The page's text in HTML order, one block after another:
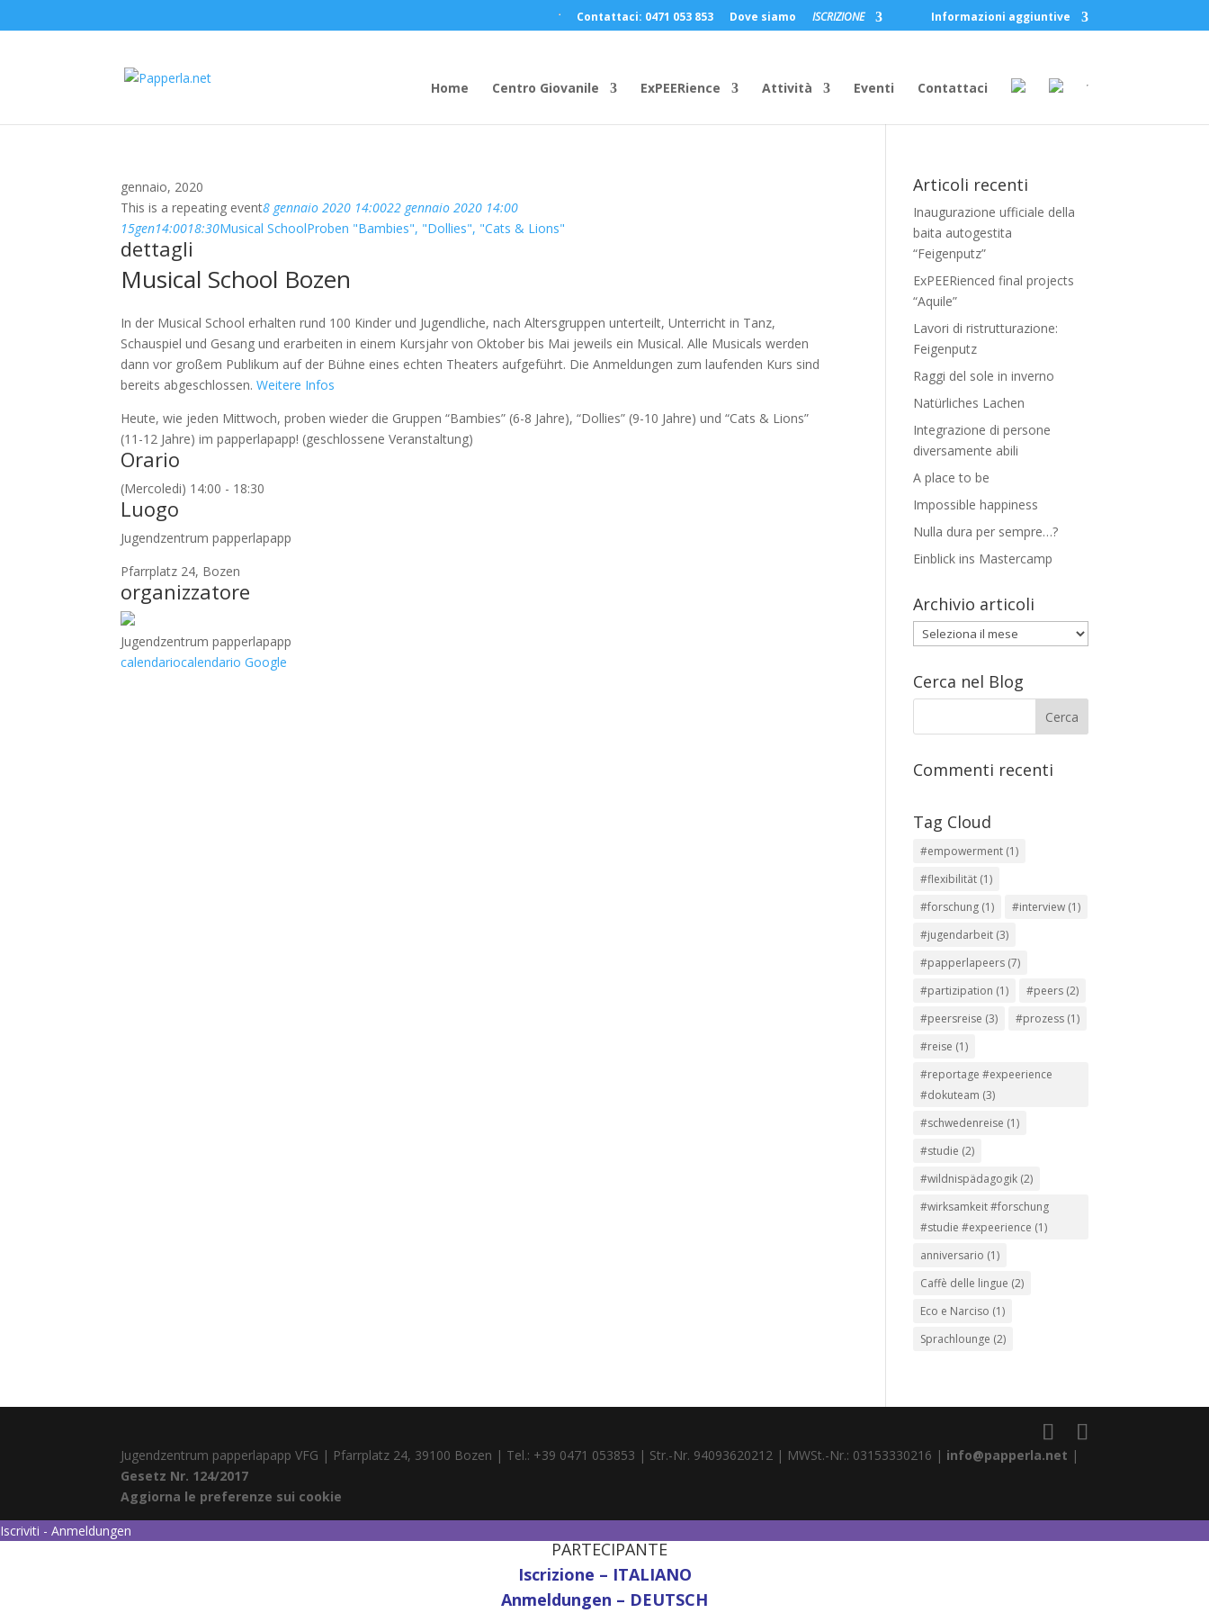
Contattaci: 0471 053 853 Dove siamo ISCRIZIONE Informazioni aggiuntive
Home Centro Giovanile ExPEERience Attività Eventi Contattaci
gennaio, 2020
This is a repeating event8 gennaio 2020 14:0022 gennaio 2020 14:00
15gen14:0018:30Musical SchoolProben "Bambies", "Dollies", "Cats & Lions"
dettagli
Musical School Bozen
In der Musical School erhalten rund 100 Kinder und Jugendliche, nach Altersgruppen unterteilt, Unterricht in Tanz,
Schauspiel und Gesang und erarbeiten in einem Kursjahr von Oktober bis Mai jeweils ein Musical. Alle Musicals werden
dann vor großem Publikum auf der Bühne eines echten Theaters aufgeführt. Die Anmeldungen zum laufenden Kurs sind
bereits abgeschlossen.Weitere Infos
Heute, wie jeden Mittwoch, proben wieder die Gruppen “Bambies” (6-8 Jahre), “Dollies” (9-10 Jahre) und “Cats & Lions”
(11-12 Jahre) im papperlapapp! (geschlossene Veranstaltung)
Orario
(Mercoledi) 14:00 - 18:30
Luogo
Jugendzentrum papperlapapp
Pfarrplatz 24, Bozen
organizzatore
Jugendzentrum papperlapapp
calendariocalendario Google
Articoli recenti
Inaugurazione ufficiale della
baita autogestita
“Feigenputz”
ExPEERienced final projects
“Aquile”
Lavori di ristrutturazione:
Feigenputz
Raggi del sole in inverno
Natürliches Lachen
Integrazione di persone
diversamente abili
A place to be
Impossible happiness
Nulla dura per sempre…?
Einblick ins Mastercamp
Archivio articoli
Archivio
articoli
Cerca nel Blog
Commenti recenti
Tag Cloud
#empowerment (1)
#flexibilität (1)
#forschung (1) #interview (1)
#jugendarbeit (3)
#papperlapeers (7)
#partizipation (1) #peers (2)
#peersreise (3) #prozess (1)
#reise (1)
#reportage #expeerience
#dokuteam (3)
#schwedenreise (1)
#studie (2)
#wildnispädagogik (2)
#wirksamkeit #forschung
#studie #expeerience (1)
anniversario (1)
Caffè delle lingue (2)
Eco e Narciso (1)
Sprachlounge (2)
Jugendzentrum papperlapapp VFG | Pfarrplatz 24, 39100 Bozen | Tel.: +39 0471 053853 | Str.-Nr. 94093620212 | MWSt.-Nr.: 03153330216 | info@papperla.net |
Gesetz Nr. 124/2017
Aggiorna le preferenze sui cookie
Iscriviti - Anmeldungen
PARTECIPANTE
Iscrizione – ITALIANO
Anmeldungen – DEUTSCH